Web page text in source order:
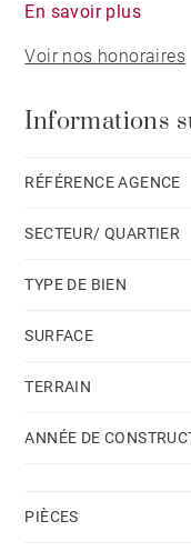
terrasse entourant
soirées entre amis
composant de 3
et équipée, d'un
apportera tout le
rénovation de
sur les risques
En savoir plus
Voir nos honoraires
Informations
RÉFÉRENCE AGENCE
SECTEUR/ QUARTIER
TYPE DE BIEN
SURFACE
TERRAIN
ANNÉE DE
PIÈCES